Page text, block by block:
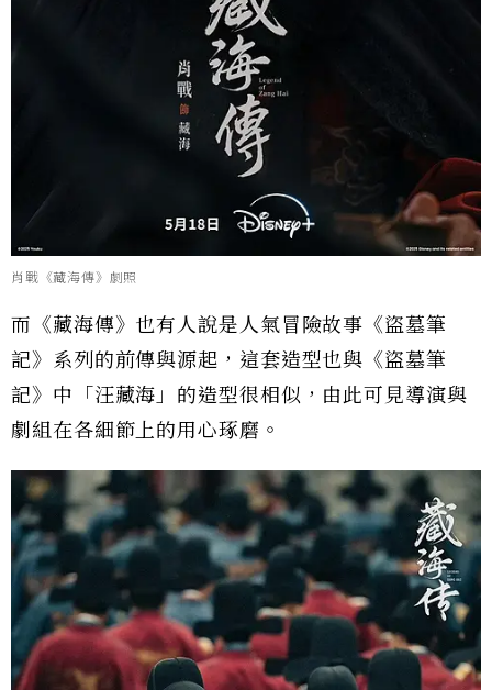
肖戰《藏海傳》劇照
而《藏海傳》也有人說是人氣冒險故事《盜墓筆
記》系列的前傳與源起，這套造型也與《盜墓筆
記》中「汪藏海」的造型很相似，由此可見導演與
劇組在各細節上的用心琢磨。